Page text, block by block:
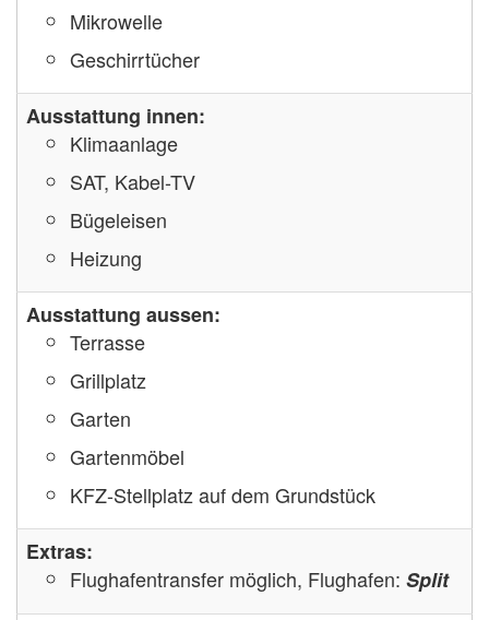
Mikrowelle
Geschirrtücher
Ausstattung innen:
Klimaanlage
SAT, Kabel-TV
Bügeleisen
Heizung
Ausstattung aussen:
Terrasse
Grillplatz
Garten
Gartenmöbel
KFZ-Stellplatz auf dem Grundstück
Extras:
Flughafentransfer möglich, Flughafen: Split